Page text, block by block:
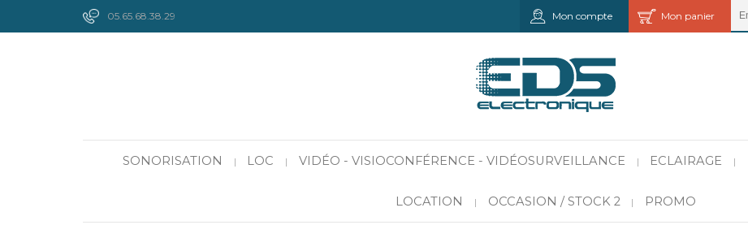
05.65.68.38.29 Mon panier
Mon compte
SONORISATION | LOC | VIDÉO - VISIOCONFÉRENCE - VIDÉOSURVEILLANCE | ECLAIRAGE |
LOCATION | OCCASION / STOCK 2 | PROMO